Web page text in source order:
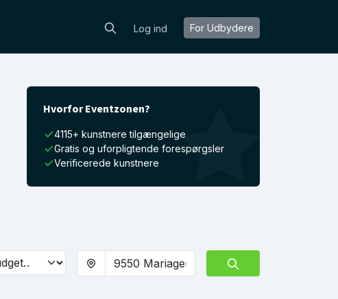
Log ind For Udbydere
Hvorfor Eventzonen?
4115+ kunstnere tilgængelige
Gratis og uforpligtende forespørgsler
Verificerede kunstnere